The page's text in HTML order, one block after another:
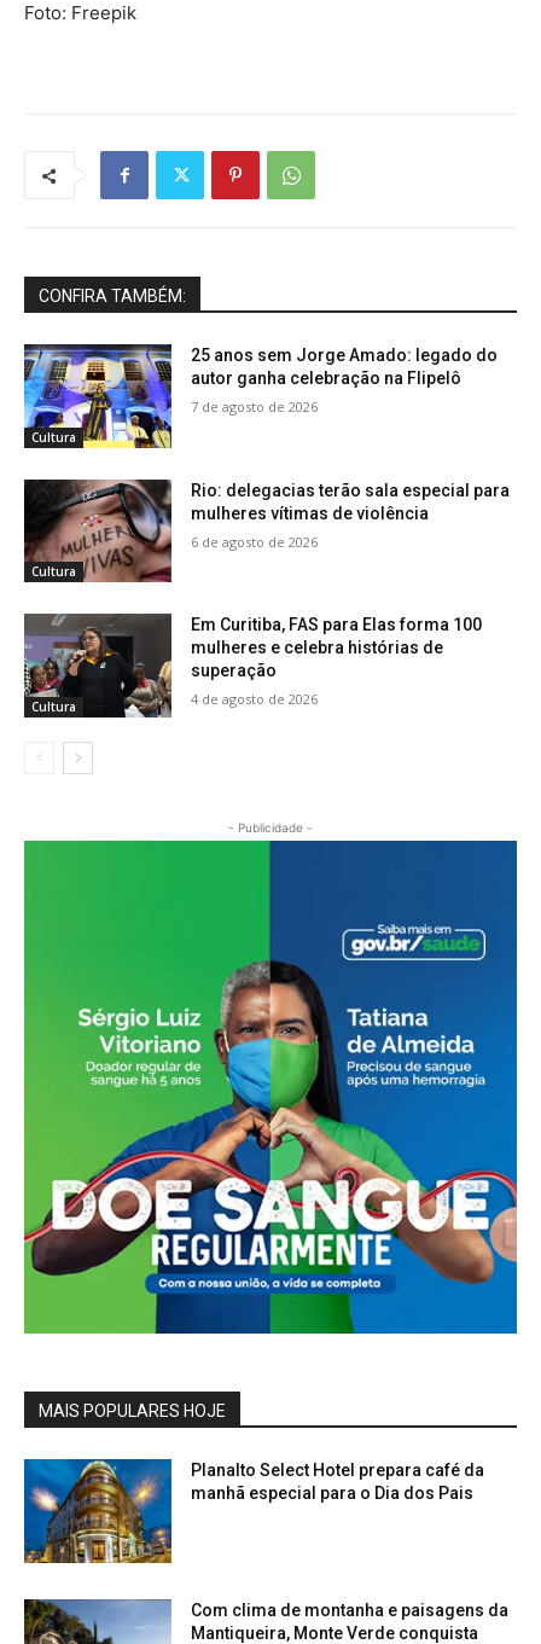
Foto: Freepik
CONFIRA TAMBÉM:
Cultura
25 anos sem Jorge Amado: legado do
autor ganha celebração na Flipelô
7 de agosto de 2026
Cultura
Rio: delegacias terão sala especial para
mulheres vítimas de violência
6 de agosto de 2026
Cultura
Em Curitiba, FAS para Elas forma 100
mulheres e celebra histórias de
superação
4 de agosto de 2026
- Publicidade -
MAIS POPULARES HOJE
Planalto Select Hotel prepara café da
manhã especial para o Dia dos Pais
Com clima de montanha e paisagens da
Mantiqueira, Monte Verde conquista